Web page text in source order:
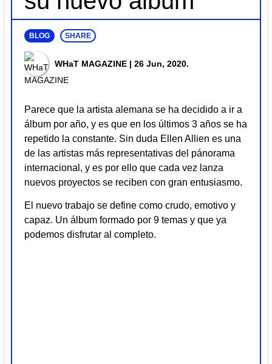
BLOG SHARE
WHaT MAGAZINE | 26 Jun, 2020.
Parece que la artista alemana se ha decidido a ir a
álbum por año, y es que en los últimos 3 años se ha
repetido la constante. Sin duda Ellen Allien es una
de las artistas más representativas del pánorama
internacional, y es por ello que cada vez lanza
nuevos proyectos se reciben con gran entusiasmo.
El nuevo trabajo se define como crudo, emotivo y
capaz. Un álbum formado por 9 temas y que ya
podemos disfrutar al completo.